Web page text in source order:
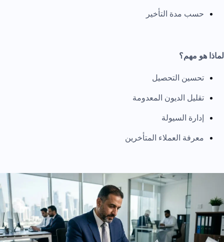
حسب مدة التأخير
لماذا هو مهم؟
تحسين التحصيل
تقليل الديون المعدومة
إدارة السيولة
معرفة العملاء المتأخرين